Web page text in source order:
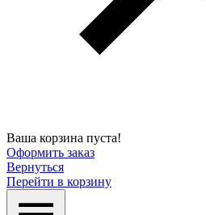
Ваша корзина пуста!
Оформить заказ
Вернуться
Перейти в корзину